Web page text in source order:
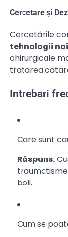
Cercetare și
Cercetările
tehnologii noi
chirurgicale
tratarea
Intrebari
Care sunt
Răspuns:
boli.
Cum se